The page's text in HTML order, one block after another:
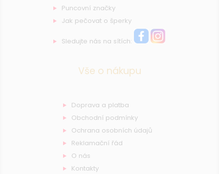
Puncovní značky
Jak pečovat o šperky
Sledujte nás na sítích:
Vše o nákupu
Doprava a platba
Obchodní podmínky
Ochrana osobních údajů
Reklamační řád
O nás
Kontakty